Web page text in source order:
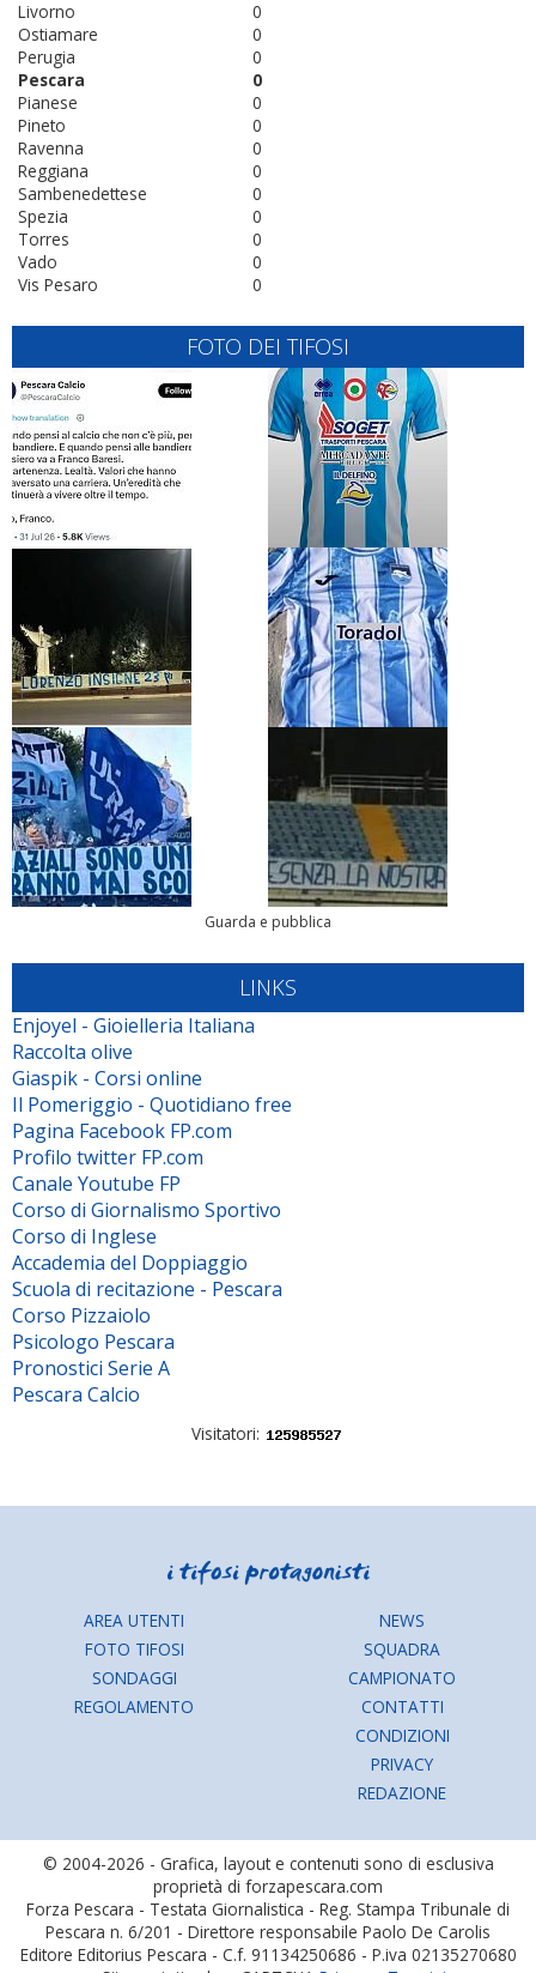
0
Livorno
0
Ostiamare
0
Perugia
0
Pescara
0
Pianese
0
Pineto
0
Ravenna
0
Reggiana
0
Sambenedettese
0
Spezia
0
Torres
0
Vado
0
Vis Pesaro
FOTO DEI TIFOSI
Guarda e pubblica
LINKS
Enjoyel - Gioielleria Italiana
Raccolta olive
Giaspik - Corsi online
Il Pomeriggio - Quotidiano free
Pagina Facebook FP.com
Profilo twitter FP.com
Canale Youtube FP
Corso di Giornalismo Sportivo
Corso di Inglese
Accademia del Doppiaggio
Scuola di recitazione - Pescara
Corso Pizzaiolo
Psicologo Pescara
Pronostici Serie A
Pescara Calcio
Visitatori:
AREA UTENTI
FOTO TIFOSI
SONDAGGI
REGOLAMENTO
NEWS
SQUADRA
CAMPIONATO
CONTATTI
CONDIZIONI
PRIVACY
REDAZIONE
© 2004-2026 - Grafica, layout e contenuti sono di esclusiva
proprietà di forzapescara.com
Forza Pescara - Testata Giornalistica - Reg. Stampa Tribunale di
Pescara n. 6/201 - Direttore responsabile Paolo De Carolis
Editore Editorius Pescara - C.f. 91134250686 - P.iva 02135270680